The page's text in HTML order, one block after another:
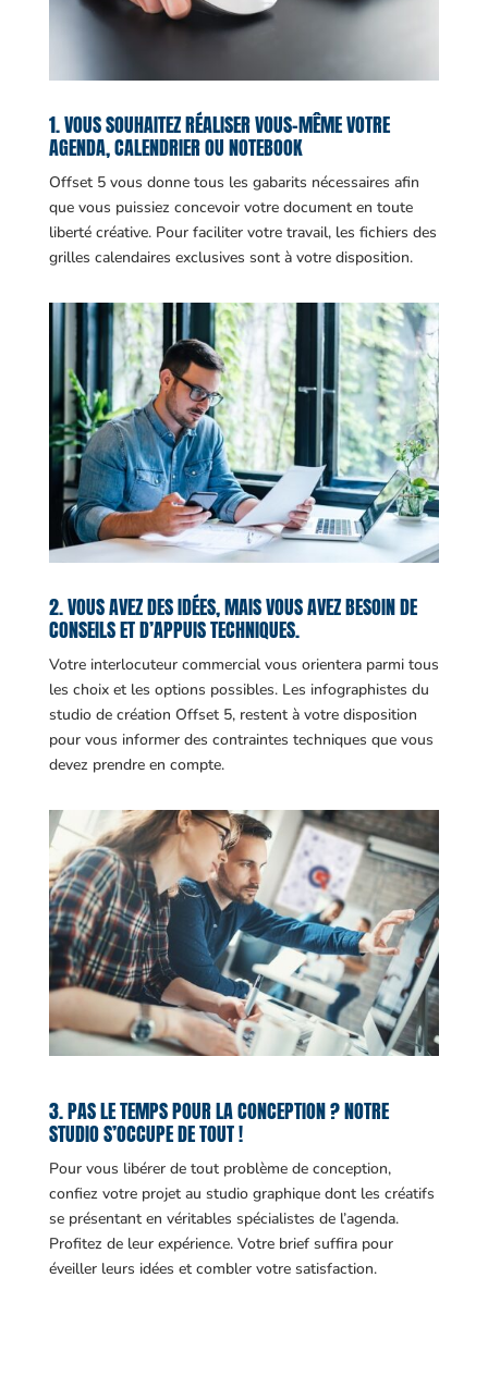
1. VOUS SOUHAITEZ RÉALISER VOUS-MÊME VOTRE
AGENDA, CALENDRIER OU NOTEBOOK
Offset 5 vous donne tous les gabarits nécessaires afin
que vous puissiez concevoir votre document en toute
liberté créative. Pour faciliter votre travail, les fichiers des
grilles calendaires exclusives sont à votre disposition.
2. VOUS AVEZ DES IDÉES, MAIS VOUS AVEZ BESOIN DE
CONSEILS ET D’APPUIS TECHNIQUES.
Votre interlocuteur commercial vous orientera parmi tous
les choix et les options possibles. Les infographistes du
studio de création Offset 5, restent à votre disposition
pour vous informer des contraintes techniques que vous
devez prendre en compte.
3. PAS LE TEMPS POUR LA CONCEPTION ? NOTRE
STUDIO S’OCCUPE DE TOUT !
Pour vous libérer de tout problème de conception,
confiez votre projet au studio graphique dont les créatifs
se présentant en véritables spécialistes de l’agenda.
Profitez de leur expérience. Votre brief suffira pour
éveiller leurs idées et combler votre satisfaction.